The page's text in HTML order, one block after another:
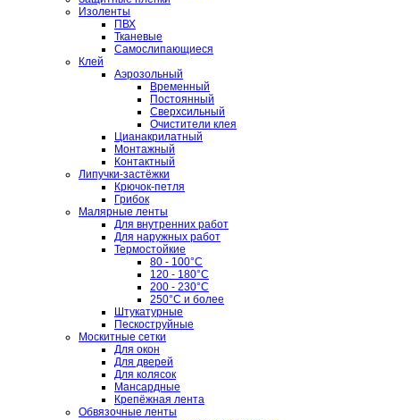
Изоленты
ПВХ
Тканевые
Самослипающиеся
Клей
Аэрозольный
Временный
Постоянный
Сверхсильный
Очистители клея
Цианакрилатный
Монтажный
Контактный
Липучки-застёжки
Крючок-петля
Грибок
Малярные ленты
Для внутренних работ
Для наружных работ
Термостойкие
80 - 100°C
120 - 180°C
200 - 230°C
250°C и более
Штукатурные
Пескоструйные
Москитные сетки
Для окон
Для дверей
Для колясок
Мансардные
Крепёжная лента
Обвязочные ленты